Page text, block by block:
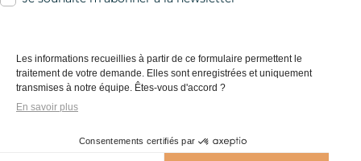
Les informations recueillies à partir de ce formulaire permettent le
traitement de votre demande. Elles sont enregistrées et uniquement
transmises à notre équipe. Êtes-vous d'accord ?
En savoir plus
Consentements certifiés par